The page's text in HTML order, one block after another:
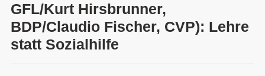
GFL/Kurt Hirsbrunner,
BDP/Claudio Fischer, CVP): Lehre
statt Sozialhilfe